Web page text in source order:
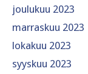
joulukuu 2023
marraskuu 2023
lokakuu 2023
syyskuu 2023